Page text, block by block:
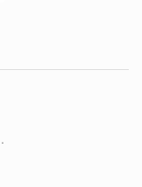
·